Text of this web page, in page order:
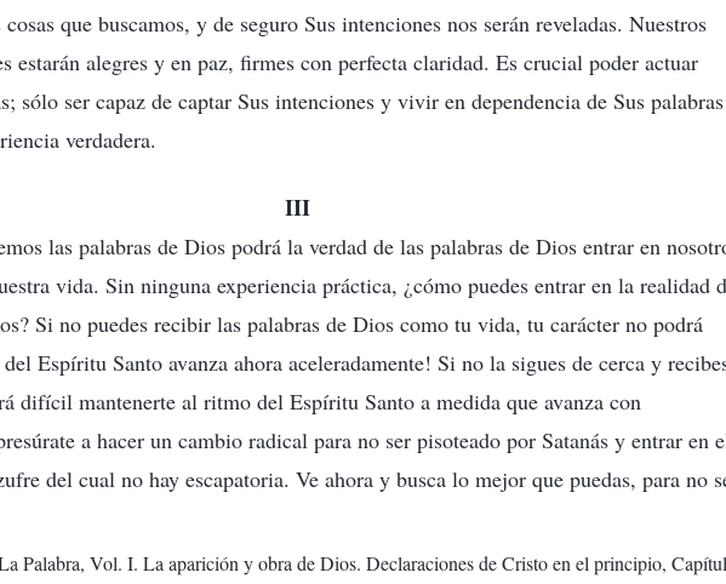
que buscamos, y de seguro Sus intenciones nos serán reveladas. Nuestros
estarán alegres y en paz, firmes con perfecta claridad. Es crucial poder actuar
sólo ser capaz de captar Sus intenciones y vivir en dependencia de Sus palabras
verdadera.
III
las palabras de Dios podrá la verdad de las palabras de Dios entrar en
vida. Sin ninguna experiencia práctica, ¿cómo puedes entrar en la realidad
Si no puedes recibir las palabras de Dios como tu vida, tu carácter no podrá
Espíritu Santo avanza ahora aceleradamente! Si no la sigues de cerca y
difícil mantenerte al ritmo del Espíritu Santo a medida que avanza con
a hacer un cambio radical para no ser pisoteado por Satanás y entrar en
del cual no hay escapatoria. Ve ahora y busca lo mejor que puedas, para no
Palabra, Vol. I. La aparición y obra de Dios. Declaraciones de Cristo en el principio,